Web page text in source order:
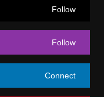
Follow
Follow
Connect